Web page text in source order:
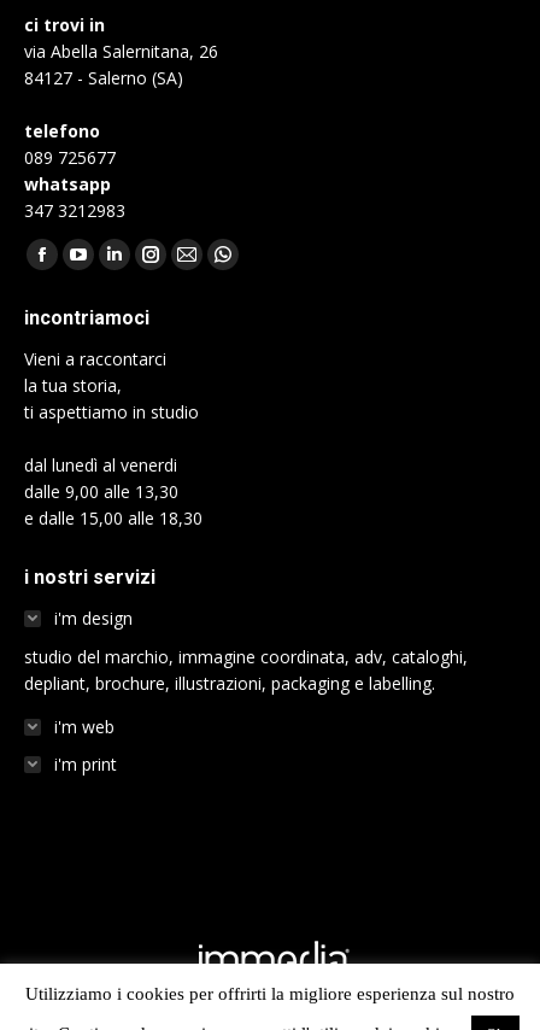
ci trovi in
via Abella Salernitana, 26
84127 - Salerno (SA)
telefono
089 725677
whatsapp
347 3212983
Find us on:
Facebook
opens
in
new
window
YouTube
opens
in
new
window
Linkedin
opens
in
new
window
Instagram
opens
in
window
Mail
window
Whatsapp
incontriamoci
Vieni a raccontarci
la tua storia,
ti aspettiamo in studio
dal lunedì al venerdi
dalle 9,00 alle 13,30
e dalle 15,00 alle 18,30
i nostri servizi
i'm design
studio del marchio, immagine coordinata, adv, cataloghi,
depliant, brochure, illustrazioni, packaging e labelling.
i'm web
i'm print
Utilizziamo i cookies per offrirti la migliore esperienza sul nostro